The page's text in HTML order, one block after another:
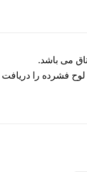
فشرده را دریافت